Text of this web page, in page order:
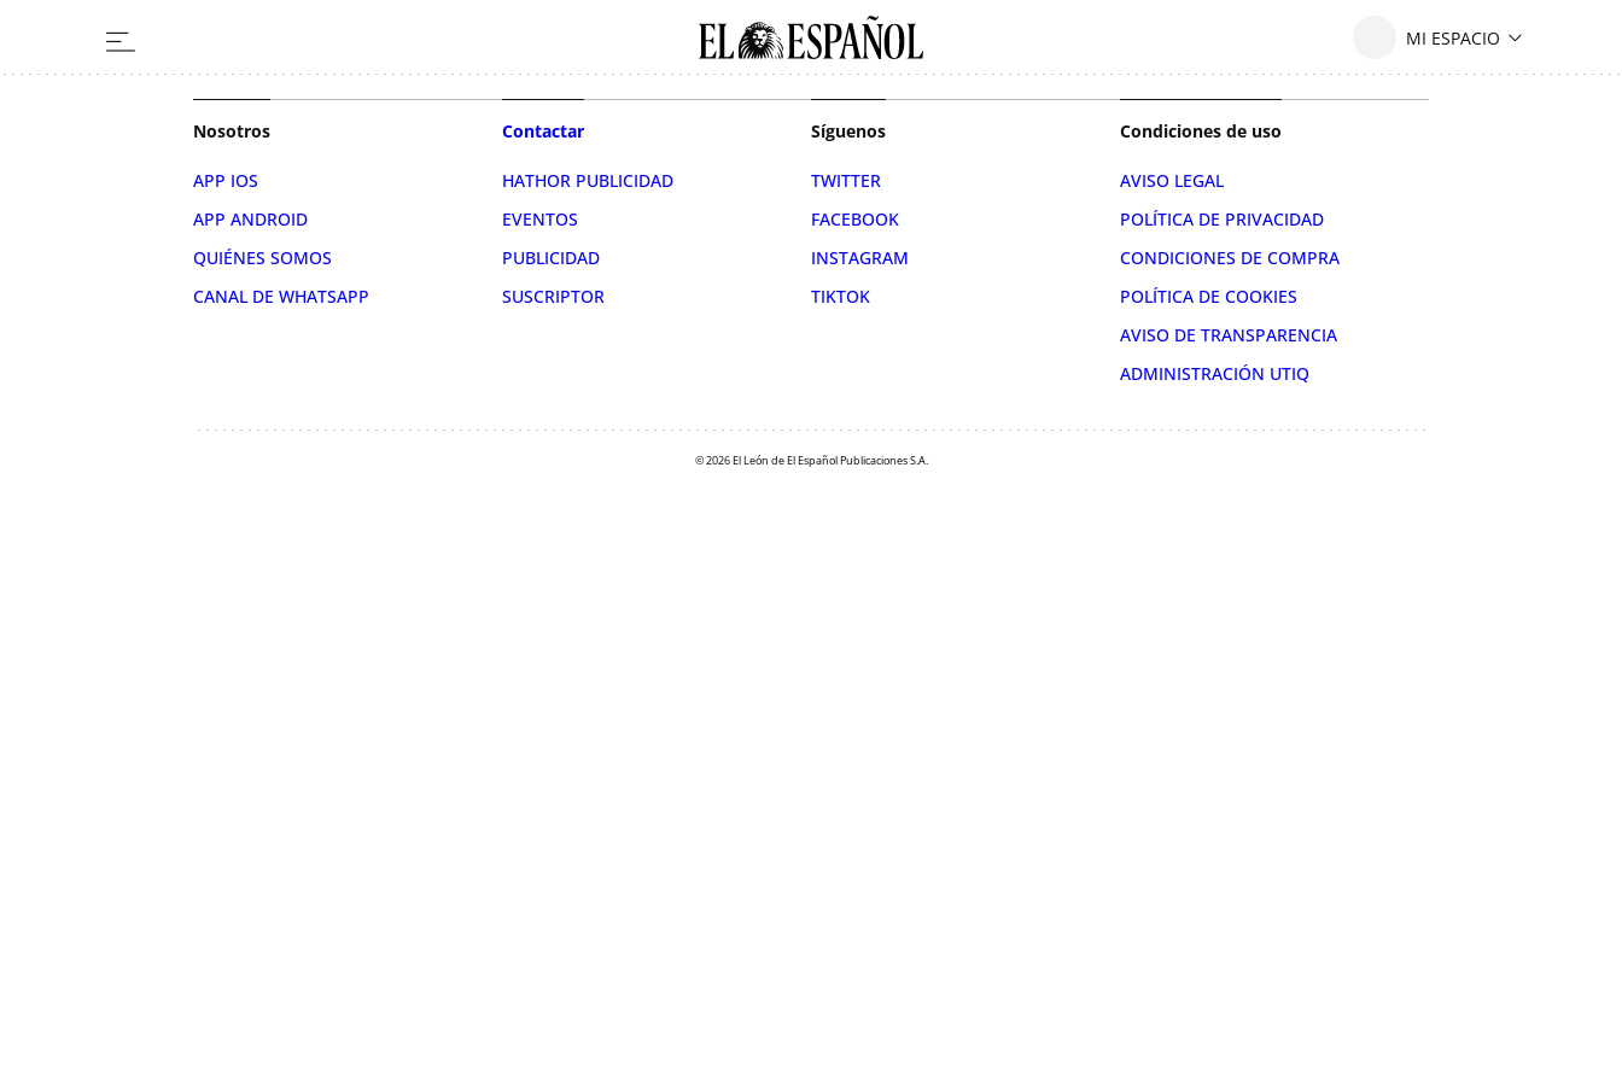
Nosotros
APP IOS
APP ANDROID
QUIÉNES SOMOS
CANAL DE WHATSAPP
Contactar
HATHOR PUBLICIDAD
EVENTOS
PUBLICIDAD
SUSCRIPTOR
Síguenos
TWITTER
FACEBOOK
INSTAGRAM
TIKTOK
Condiciones de uso
AVISO LEGAL
POLÍTICA DE PRIVACIDAD
CONDICIONES DE COMPRA
POLÍTICA DE COOKIES
AVISO DE TRANSPARENCIA
ADMINISTRACIÓN UTIQ
© 2026 El León de El Español Publicaciones S.A.